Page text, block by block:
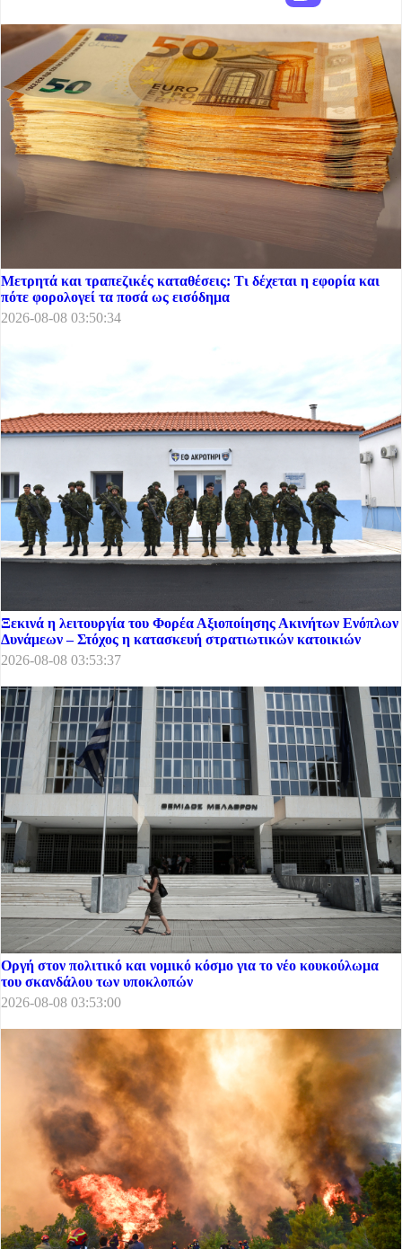
Μετρητά και τραπεζικές καταθέσεις: Τι δέχεται η εφορία και
πότε φορολογεί τα ποσά ως εισόδημα
2026-08-08 03:50:34
Ξεκινά η λειτουργία του Φορέα Αξιοποίησης Ακινήτων Ενόπλων
Δυνάμεων – Στόχος η κατασκευή στρατιωτικών κατοικιών
2026-08-08 03:53:37
Οργή στον πολιτικό και νομικό κόσμο για το νέο κουκούλωμα
του σκανδάλου των υποκλοπών
2026-08-08 03:53:00